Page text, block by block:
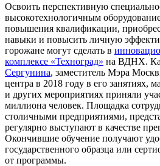
Освоить перспективную
высокотехнологичным
повышения квалификации,
навыки и повысить личную
горожане могут сделать в
комплексе «Техноград» на ВДНХ.
Сергунина, заместитель Мэра
центра в 2018 году в его занятиях,
и других мероприятиях приняли
миллиона человек. Площадка
столичными предприятиями,
регулярно выступают в качестве
Окончившие обучение получают
государственного образца или
от программы.